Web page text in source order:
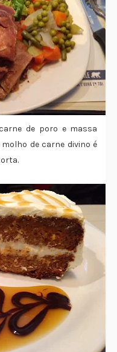
de poro e massa
de carne divino é